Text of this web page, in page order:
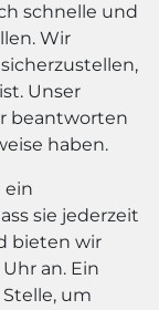
schnelle und
Wir
Unser
beantworten
haben.
ein
sie jederzeit
bieten wir
an. Ein
um